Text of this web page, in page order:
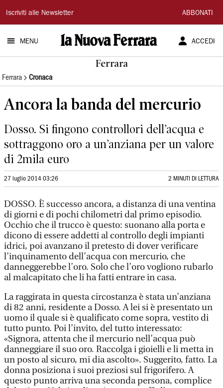
La
Nuova
Ferrara
Iscriviti alle Newsletter ABBONATI
MENU ACCEDI
Ferrara
Ferrara Cronaca
Ancora la banda del mercurio
Dosso. Si fingono controllori dell’acqua e
sottraggono oro a un’anziana per un valore
di 2mila euro
27 luglio 2014 03:26 2 MINUTI DI LETTURA
DOSSO. È successo ancora, a distanza di una ventina
di giorni e di pochi chilometri dal primo episodio.
Occhio che il trucco è questo: suonano alla porta e
dicono di essere addetti al controllo degli impianti
idrici, poi avanzano il pretesto di dover verificare
l’inquinamento dell’acqua con mercurio, che
danneggerebbe l’oro. Solo che l’oro vogliono rubarlo
al malcapitato che li ha fatti entrare in casa.
La raggirata in questa circostanza è stata un’anziana
di 82 anni, residente a Dosso. A lei si è presentato un
uomo il quale si è qualificato come sopra, vestito di
tutto punto. Poi l’invito, del tutto interessato:
«Signora, attenta che il mercurio nell’acqua può
danneggiare il suo oro. Raccolga i gioielli e li metta in
un posto al sicuro, mi dia ascolto». Suggerito, fatto. La
donna posiziona i suoi preziosi sul frigorifero. A
questo punto arriva una seconda persona, complice